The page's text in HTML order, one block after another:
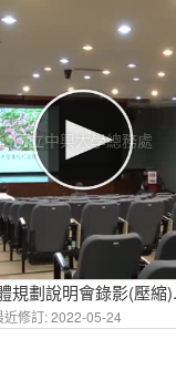
國立中興大學總務處
規劃說明會錄影(壓縮).
近修訂: 2022-05-24